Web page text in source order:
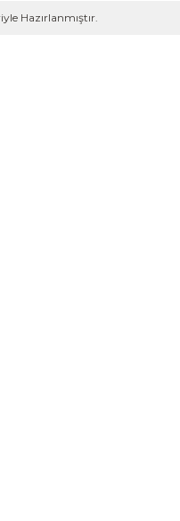
Hazırlanmıştır.